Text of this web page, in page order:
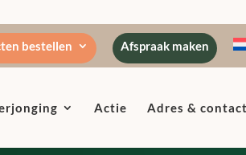
bestellen Afspraak maken
Actie Adres & contact